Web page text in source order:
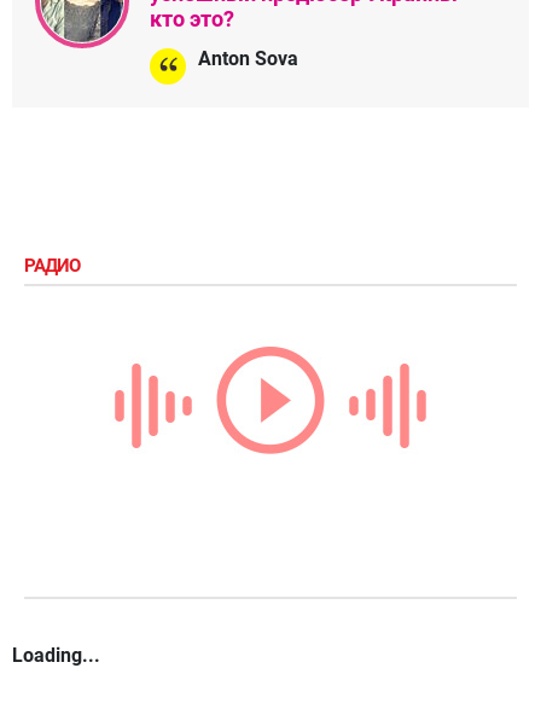
кто это?
Anton Sova
РАДИО
Loading...